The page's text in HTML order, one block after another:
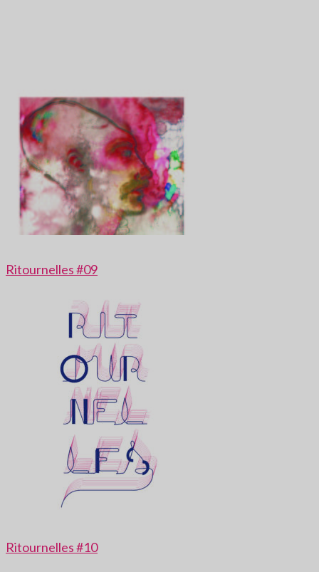
Ritournelles #09
Ritournelles #10